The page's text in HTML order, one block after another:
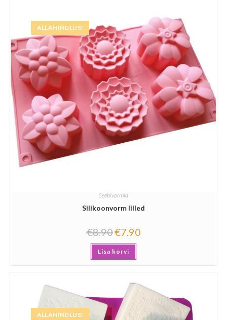
ALLAHINDLUS!
Seebivormid
Silikoonvorm lilled
€8.90€7.90
Lisa korvi
ALLAHINDLUS!